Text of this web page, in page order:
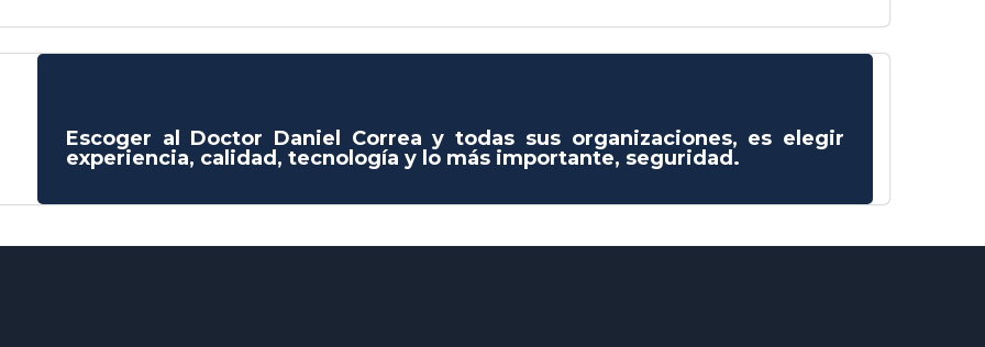
Escoger al Doctor Daniel Correa y todas sus organizaciones, es elegir
experiencia, calidad, tecnología y lo más importante, seguridad.